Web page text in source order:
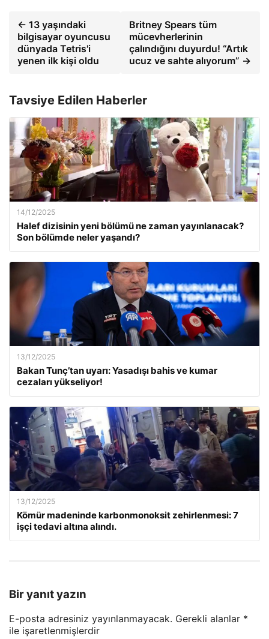
← 13 yaşındaki
bilgisayar oyuncusu
dünyada Tetris'i
yenen ilk kişi oldu
Britney Spears tüm
mücevherlerinin
çalındığını duyurdu! “Artık
ucuz ve sahte alıyorum” →
Tavsiye Edilen Haberler
14/12/2025
Halef dizisinin yeni bölümü ne zaman yayınlanacak?
Son bölümde neler yaşandı?
13/12/2025
Bakan Tunç’tan uyarı: Yasadışı bahis ve kumar
cezaları yükseliyor!
13/12/2025
Kömür madeninde karbonmonoksit zehirlenmesi: 7
işçi tedavi altına alındı.
Bir yanıt yazın
E-posta adresiniz yayınlanmayacak. Gerekli alanlar *
ile işaretlenmişlerdir